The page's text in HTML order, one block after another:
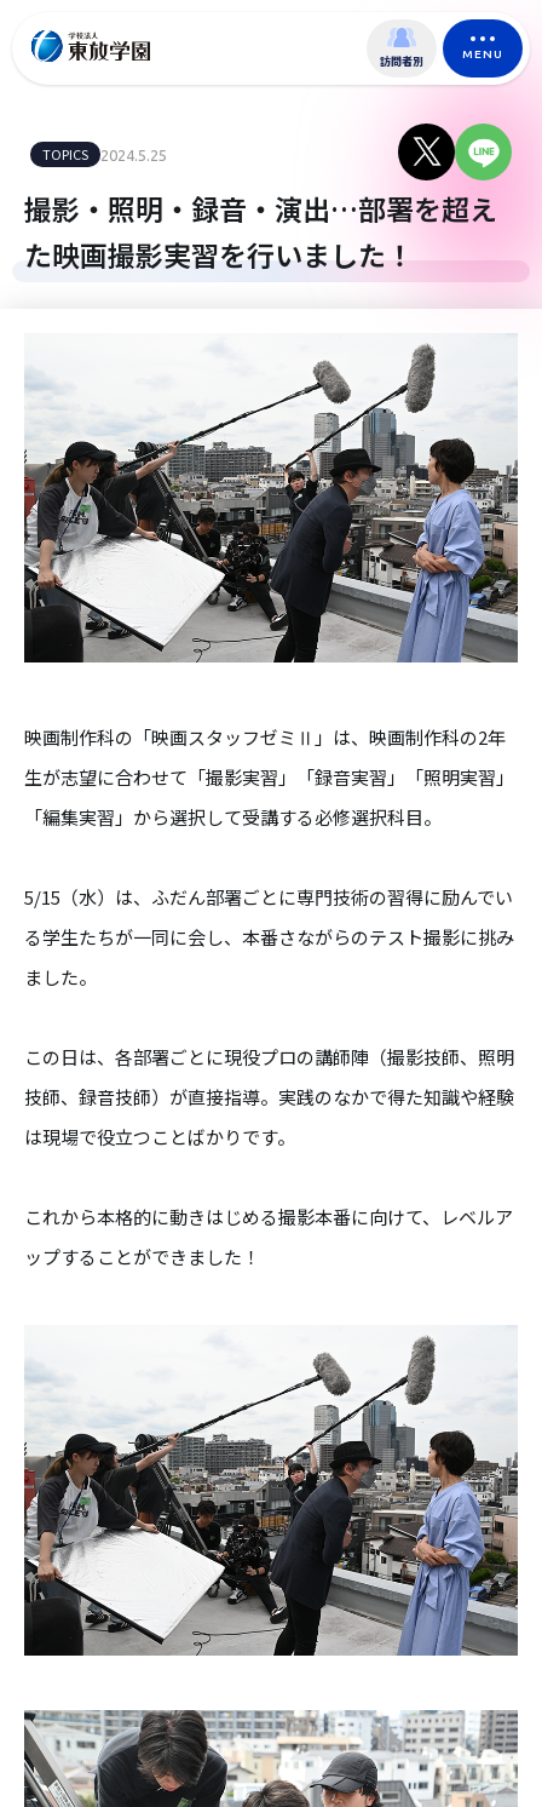
訪問者別 MENU
TOPICS 2024.5.25
撮影・照明・録音・演出…部署を超え
た映画撮影実習を行いました！
映画制作科の「映画スタッフゼミⅡ」は、 映画制作科の2年
生が志望に合わせて「撮影実習」「録音実習」
「照明実習」
「編集実習」から選択して受講する必修選択科目。
5/15（水）は、ふだん部署ごとに専門技術の習得に励んでい
る学生たちが一同に会し、本番さながらのテスト撮影に挑み
ました。
この日は、各部署ごとに現役プロの講師陣（撮影技師、 照明
技師、録音技師）が直接指導。実践のなかで得た知識や経験
は現場で役立つことばかりです。
これから本格的に動きはじめる撮影本番に向けて、レベルア
ップすることができました！